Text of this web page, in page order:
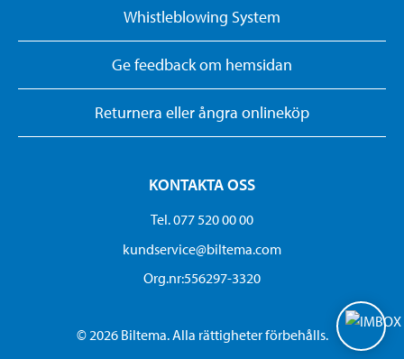
Whistleblowing System
Ge feedback om hemsidan
Returnera eller ångra onlineköp
KONTAKTA OSS
Tel. 077 520 00 00
kundservice@biltema.com
Org.nr:556297-3320
© 2026 Biltema. Alla rättigheter förbehålls.